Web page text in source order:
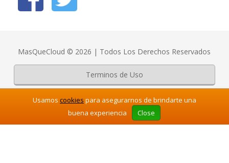
MasQueCloud © 2026 | Todos Los Derechos Reservados
Terminos de Uso
Aviso Legal
Usamos cookies para asegurarnos de brindarte una
buena experiencia
Close